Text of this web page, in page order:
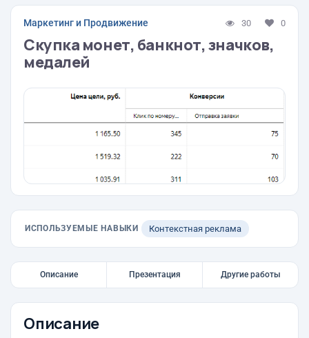
Маркетинг и Продвижение 30 0
Скупка монет, банкнот, значков,
медалей
ИСПОЛЬЗУЕМЫЕ НАВЫКИ Контекстная реклама
Описание Презентация Другие работы
Описание